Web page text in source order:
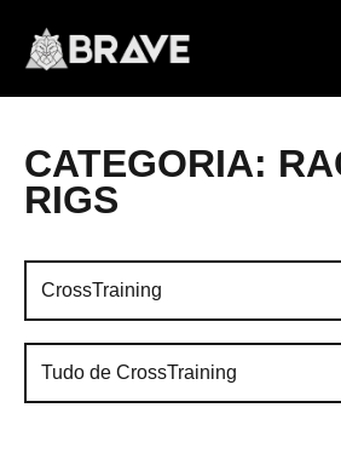
CATEGORIA:
RIGS